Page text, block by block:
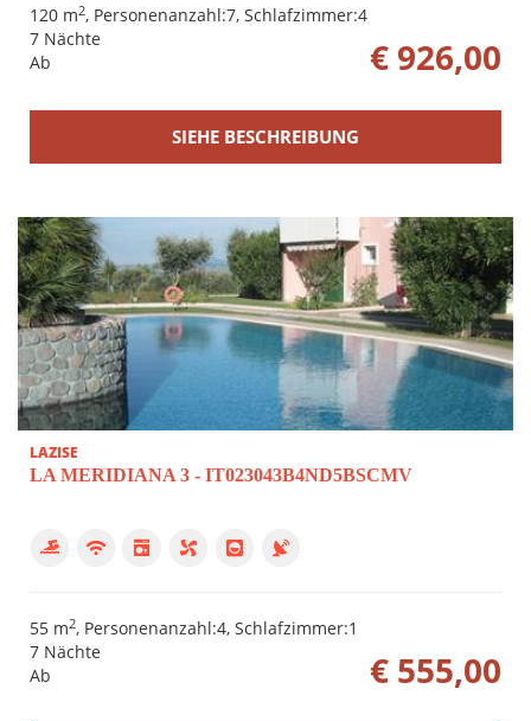
120 m2, Personenanzahl:7, Schlafzimmer:4
€ 926,00
7 Nächte
Ab
SIEHE BESCHREIBUNG
LAZISE
LA MERIDIANA 3 - IT023043B4ND5BSCMV
55 m2, Personenanzahl:4, Schlafzimmer:1
€ 555,00
7 Nächte
Ab